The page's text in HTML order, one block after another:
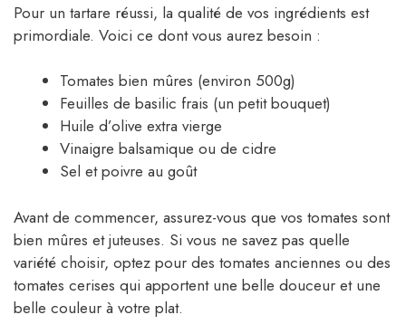
Pour un tartare réussi, la qualité de vos ingrédients est
primordiale. Voici ce dont vous aurez besoin :
Tomates bien mûres (environ 500g)
Feuilles de basilic frais (un petit bouquet)
Huile d’olive extra vierge
Vinaigre balsamique ou de cidre
Sel et poivre au goût
Avant de commencer, assurez-vous que vos tomates sont
bien mûres et juteuses. Si vous ne savez pas quelle
variété choisir, optez pour des tomates anciennes ou des
tomates cerises qui apportent une belle douceur et une
belle couleur à votre plat.